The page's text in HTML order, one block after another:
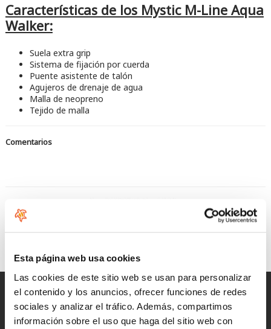
Esta página web usa cookies
Las cookies de este sitio web se usan para personalizar
el contenido y los anuncios, ofrecer funciones de redes
sociales y analizar el tráfico. Además, compartimos
información sobre el uso que haga del sitio web con
Características de los Mystic M-Line Aqua
Walker:
Suela extra grip
Sistema de fijación por cuerda
Puente asistente de talón
Agujeros de drenaje de agua
Malla de neopreno
Tejido de malla
Comentarios
Why follow when you can lead
Entregas rápidas
para España y Portugal